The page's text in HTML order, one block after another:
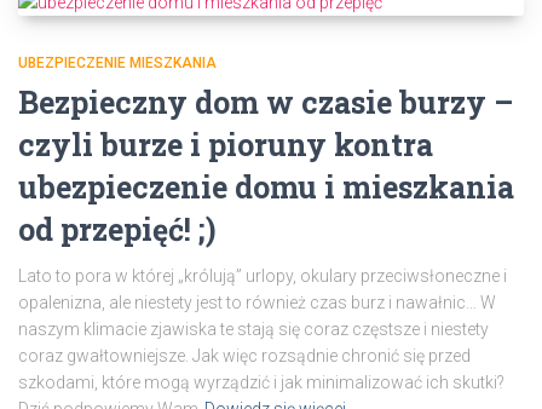
UBEZPIECZENIE MIESZKANIA
Bezpieczny dom w czasie burzy –
czyli burze i pioruny kontra
ubezpieczenie domu i mieszkania
od przepięć! ;)
Lato to pora w której „królują” urlopy, okulary przeciwsłoneczne i
opalenizna, ale niestety jest to również czas burz i nawałnic… W
naszym klimacie zjawiska te stają się coraz częstsze i niestety
coraz gwałtowniejsze. Jak więc rozsądnie chronić się przed
szkodami, które mogą wyrządzić i jak minimalizować ich skutki?